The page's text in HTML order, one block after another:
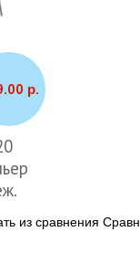
р.
из сравнения